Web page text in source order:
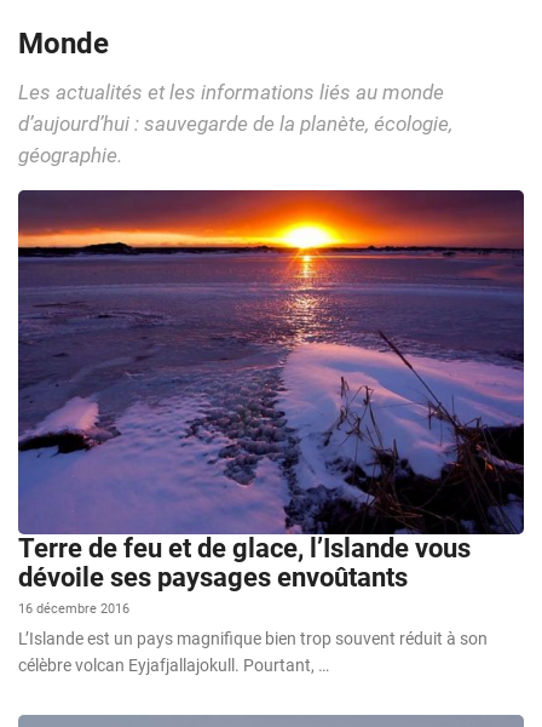
Monde
Les actualités et les informations liés au monde
d’aujourd’hui : sauvegarde de la planète, écologie,
géographie.
Terre de feu et de glace, l’Islande vous
dévoile ses paysages envoûtants
16 décembre 2016
L’Islande est un pays magnifique bien trop souvent réduit à son
célèbre volcan Eyjafjallajokull. Pourtant, …